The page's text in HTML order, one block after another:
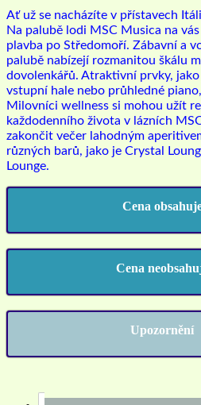
Ať už se nacházíte v přístavech
Na palubě lodi MSC Musica na
plavba po Středomoří. Zábavní a
palubě nabízejí rozmanitou škálu
dovolenkářů. Atraktivní prvky,
vstupní hale nebo průhledné
Milovníci wellness si mohou užít
každodenního života v lázních
zakončit večer lahodným
různých barů, jako je Crystal
Lounge.
Cena
Cena
Upozornění